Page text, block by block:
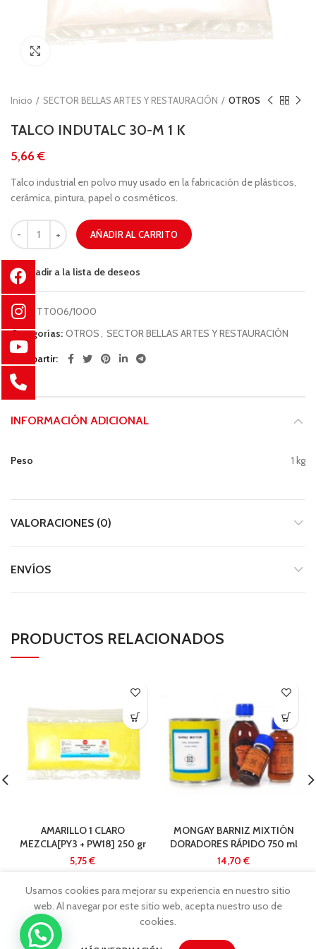
Inicio SECTOR BELLAS ARTES Y RESTAURACIÓN OTROS
TALCO INDUTALC 30-M 1 K
€
Talco industrial en polvo muy usado en la fabricación de plásticos,
cerámica, pintura, papel o cosméticos.
AÑADIR AL CARRITO
Añadir a la lista de deseos
COD:
TT006/1000
Categorías: OTROS, SECTOR BELLAS ARTES Y RESTAURACIÓN
Compartir
INFORMACIÓN ADICIONAL
Peso 1 kg
VALORACIONES (0)
ENVÍOS
PRODUCTOS RELACIONADOS
AMARILLO 1 CLARO
MEZCLA[PY3 + PW18] 250 gr
€
MONGAY BARNIZ MIXTIÓN
DORADORES RÁPIDO 750 ml
€
Usamos cookies para mejorar su experiencia en nuestro sitio
web. Al navegar por este sitio web, acepta nuestro uso de
cookies.